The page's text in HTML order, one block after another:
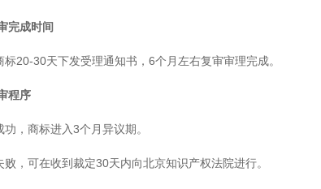
成时间
30天下发受理通知书，6个月左右复审审理完成。
程序
商标进入3个月异议期。
，可在收到裁定30天内向北京知识产权法院进行。